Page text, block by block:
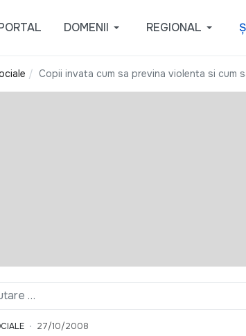
DOMENII REGIONAL
Copii invata cum sa previna violenta si cum
27/10/2008